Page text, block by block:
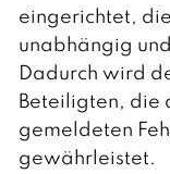
eingerichtet,
unabhängig
Dadurch wird
Beteiligten, die
gemeldeten
gewährleistet.